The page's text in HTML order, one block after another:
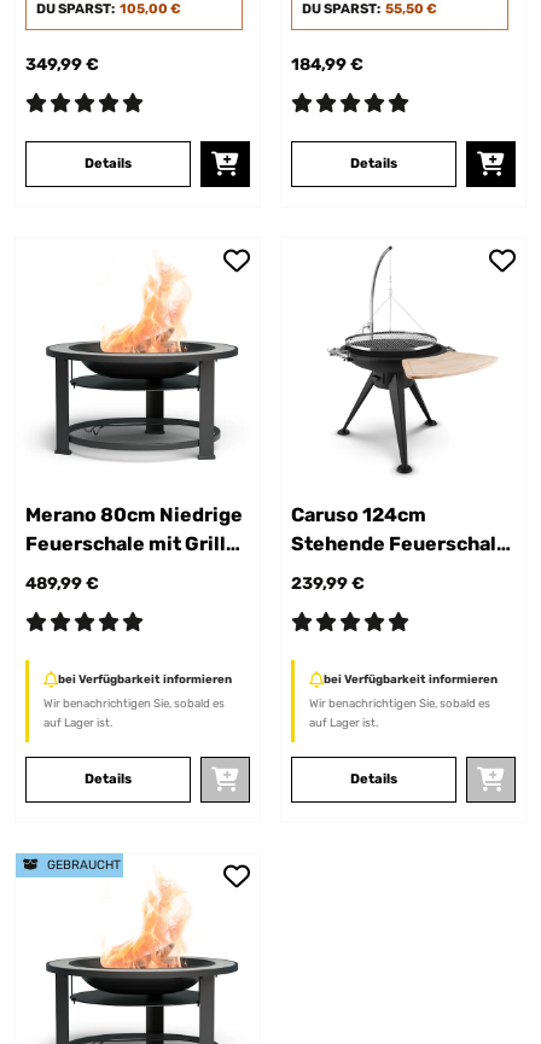
DU SPARST: 105,00 €
349,99 €
Details
DU SPARST: 55,50 €
184,99 €
Details
Merano 80cm Niedrige
Feuerschale mit Grill
Dunkelgrau
489,99 €
bei Verfügbarkeit informieren
Wir benachrichtigen Sie, sobald es
auf Lager ist.
Details
Caruso 124cm
Stehende Feuerschale
mit Grill Schwarz
239,99 €
bei Verfügbarkeit informieren
Wir benachrichtigen Sie, sobald es
auf Lager ist.
Details
GEBRAUCHT